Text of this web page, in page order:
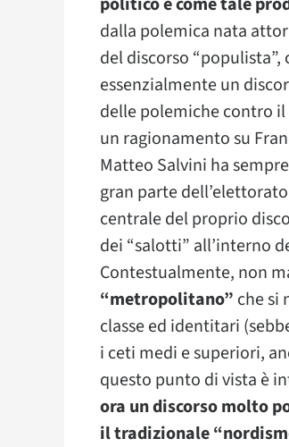
dalla polemica nata
del discorso
essenzialmente un
delle polemiche contro
un ragionamento su
Matteo Salvini ha
gran parte
centrale del proprio
dei “salotti” all’interno
Contestualmente, non
“metropolitano” che si
classe ed identitari
i ceti medi e superiori,
questo punto di vista è
ora un discorso molto
il tradizionale